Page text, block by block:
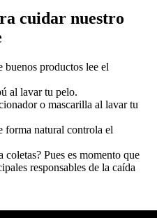
cuidar nuestro
productos lee el
al lavar tu pelo.
o mascarilla al lavar tu
forma natural controla el
coletas? Pues es momento que
responsables de la caída